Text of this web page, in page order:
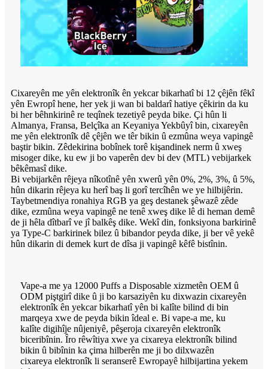
Cixareyên me yên elektronîk ên yekcar bikarhatî bi 12 çêjên fêkî
yên Ewropî hene, her yek ji wan bi baldarî hatiye çêkirin da ku
bi her bêhnkirinê re teqînek tezetiyê peyda bike. Çi hûn li
Almanya, Fransa, Belçîka an Keyaniya Yekbûyî bin, cixareyên
me yên elektronîk dê çêjên we têr bikin û ezmûna weya vapingê
baştir bikin. Zêdekirina bobînek torê kişandinek nerm û xweş
misoger dike, ku ew ji bo vaperên dev bi dev (MTL) vebijarkek
bêkêmasî dike.
Bi vebijarkên rêjeya nîkotînê yên xwerû yên 0%, 2%, 3%, û 5%,
hûn dikarin rêjeya ku herî baş li gorî tercîhên we ye hilbijêrin.
Taybetmendiya ronahiya RGB ya geş destanek şêwazê zêde
dike, ezmûna weya vapingê ne tenê xweş dike lê di heman demê
de ji hêla dîtbarî ve jî balkêş dike. Wekî din, fonksiyona barkirinê
ya Type-C barkirinek bilez û bibandor peyda dike, ji ber vê yekê
hûn dikarin di demek kurt de dîsa ji vapingê kêfê bistînin.
Vape-a me ya 12000 Puffs a Disposable xizmetên OEM û
ODM piştgirî dike û ji bo karsaziyên ku dixwazin cixareyên
elektronîk ên yekcar bikarhatî yên bi kalîte bilind di bin
marqeya xwe de peyda bikin îdeal e. Bi vape-a me, ku
kalîte digihîje nûjeniyê, pêşeroja cixareyên elektronîk
biceribînin. Îro rêwîtiya xwe ya cixareya elektronîk bilind
bikin û bibînin ka çima hilberên me ji bo dilxwazên
cixareya elektronîk li seranserê Ewropayê hilbijartina yekem